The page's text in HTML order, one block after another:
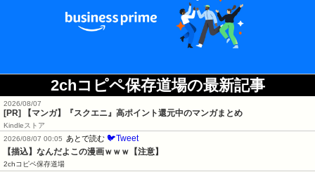
2chコピペ保存道場の最新記事
2026/08/07
[PR] 【マンガ】『スクエニ』高ポイント還元中のマンガまとめ
Kindleストア
2026/08/07 00:05
あとで読む 🐦Tweet
【描込】なんだよこの漫画ｗｗｗ【注意】
2chコピペ保存道場